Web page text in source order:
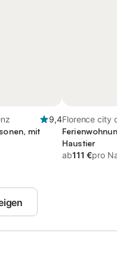
9,4
mit
Florence city
Haustier
ab111 €pro